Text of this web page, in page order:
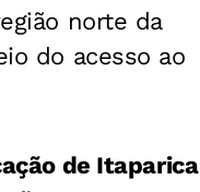
norte da
do acesso ao
de Itaparica